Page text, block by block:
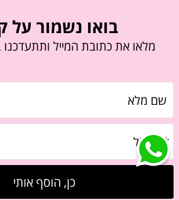
בואו נשמור על
מלאו את כתובת המייל